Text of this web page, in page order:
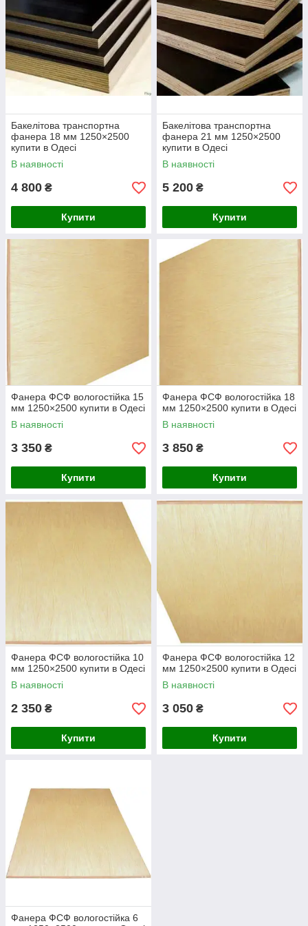
Бакелітова транспортна
фанера 18 мм 1250×2500
купити в Одесі
В наявності
4 800 ₴
Купити
Бакелітова транспортна
фанера 21 мм 1250×2500
купити в Одесі
В наявності
5 200 ₴
Купити
Фанера ФСФ вологостійка 15
мм 1250×2500 купити в Одесі
В наявності
3 350 ₴
Купити
Фанера ФСФ вологостійка 18
мм 1250×2500 купити в Одесі
В наявності
3 850 ₴
Купити
Фанера ФСФ вологостійка 10
мм 1250×2500 купити в Одесі
В наявності
2 350 ₴
Купити
Фанера ФСФ вологостійка 12
мм 1250×2500 купити в Одесі
В наявності
3 050 ₴
Купити
Фанера ФСФ вологостійка 6